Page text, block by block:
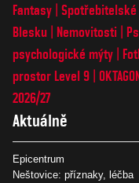
Fantasy
Blesku
Nemovitosti
psychologické mýty
prostor Level 9
2026/27
Aktuálně
Epicentrum
Neštovice: příznaky, léčba